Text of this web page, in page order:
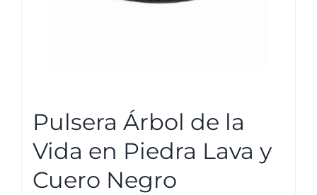
Pulsera Árbol de la
Vida en Piedra Lava y
Cuero Negro